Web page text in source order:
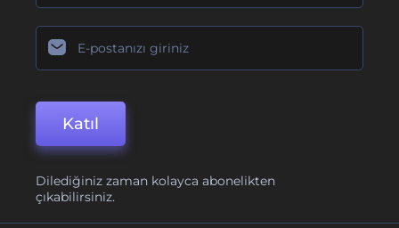
Katıl
Dilediğiniz zaman kolayca abonelikten
çıkabilirsiniz.